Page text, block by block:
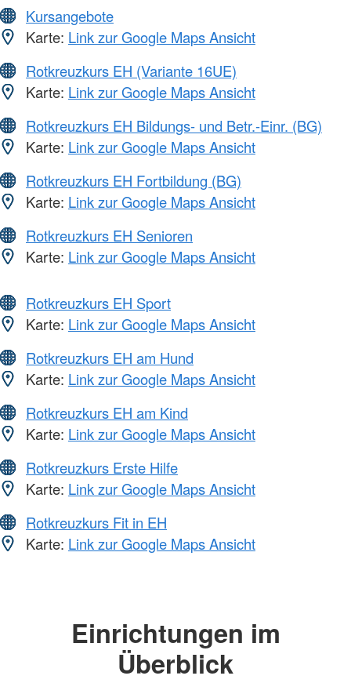
Kursangebote
Karte: Link zur Google Maps Ansicht
Rotkreuzkurs EH (Variante 16UE)
Karte: Link zur Google Maps Ansicht
Rotkreuzkurs EH Bildungs- und Betr.-Einr. (BG)
Karte: Link zur Google Maps Ansicht
Rotkreuzkurs EH Fortbildung (BG)
Karte: Link zur Google Maps Ansicht
Rotkreuzkurs EH Senioren
Karte: Link zur Google Maps Ansicht
Rotkreuzkurs EH Sport
Karte: Link zur Google Maps Ansicht
Rotkreuzkurs EH am Hund
Karte: Link zur Google Maps Ansicht
Rotkreuzkurs EH am Kind
Karte: Link zur Google Maps Ansicht
Rotkreuzkurs Erste Hilfe
Karte: Link zur Google Maps Ansicht
Rotkreuzkurs Fit in EH
Karte: Link zur Google Maps Ansicht
Einrichtungen im
Überblick